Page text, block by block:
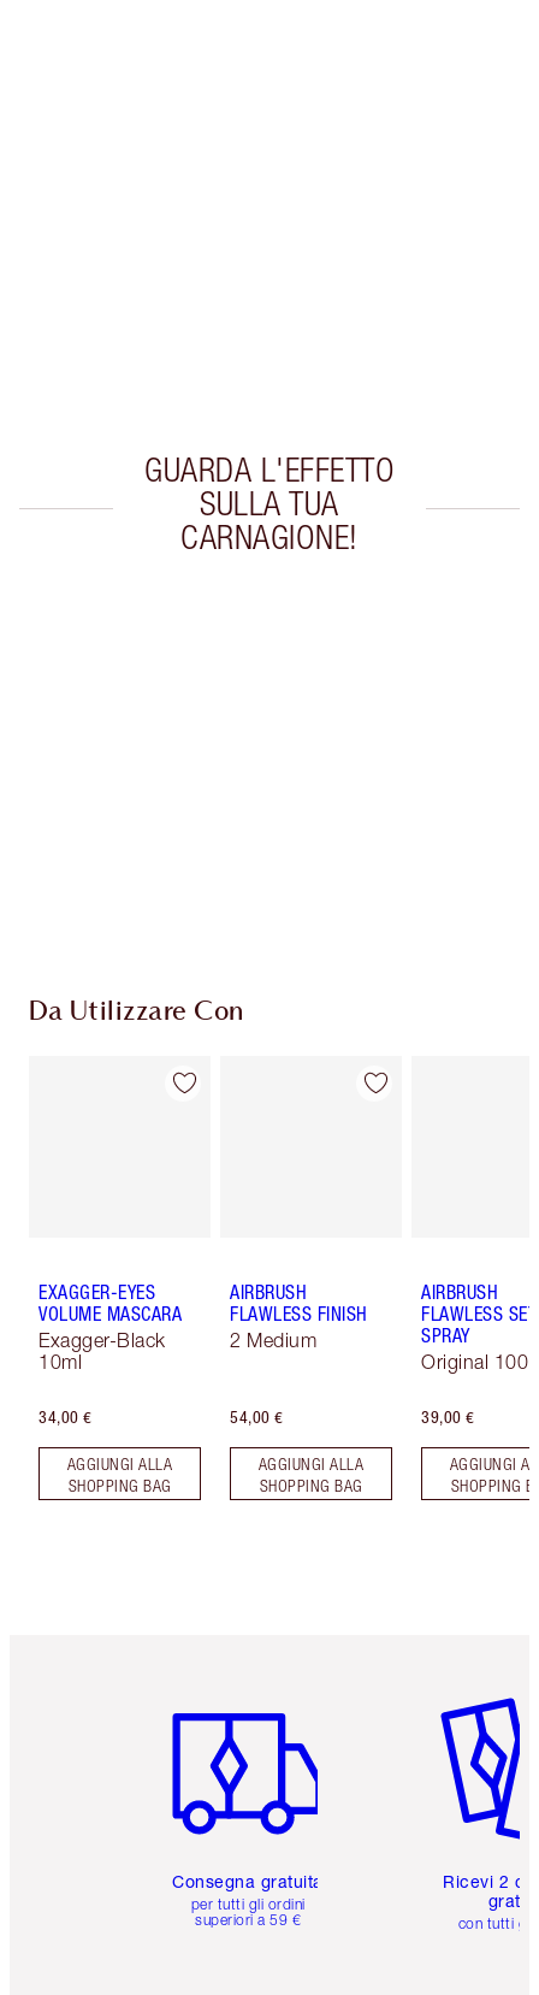
GUARDA L'EFFETTO
SULLA TUA
CARNAGIONE!
Da Utilizzare Con
EXAGGER-EYES
VOLUME MASCARA
Exagger-Black
10ml
34,00 €
AGGIUNGI ALLA
SHOPPING BAG
AIRBRUSH
FLAWLESS FINISH
2 Medium
54,00 €
AGGIUNGI ALLA
SHOPPING BAG
AIRBRUSH
FLAWLESS
SPRAY
Original 100
39,00 €
AGGIUNGI
SHOPPING
Consegna gratuita
per tutti gli ordini
superiori a 59 €
Ricevi 2
con tutti gli